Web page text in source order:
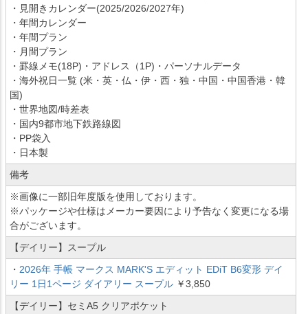
・見開きカレンダー(2025/2026/2027年)
・年間カレンダー
・年間プラン
・月間プラン
・罫線メモ(18P)・アドレス（1P)・パーソナルデータ
・海外祝日一覧 (米・英・仏・伊・西・独・中国・中国香港・韓
国)
・世界地図/時差表
・国内9都市地下鉄路線図
・PP袋入
・日本製
備考
※画像に一部旧年度版を使用しております。
※パッケージや仕様はメーカー要因により予告なく変更になる場
合がございます。
【デイリー】スープル
・ 2026年 手帳 マークス MARK'S エディット EDiT B6変形 デイ
リー 1日1ページ ダイアリー スープル ￥3,850
【デイリー】セミA5 クリアポケット